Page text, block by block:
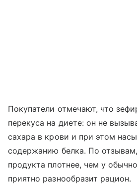
Покупатели отмечают, что
перекуса на диете: он не
сахара в крови и при этом
содержанию белка. По
продукта плотнее, чем у
приятно разнообразит рацион.